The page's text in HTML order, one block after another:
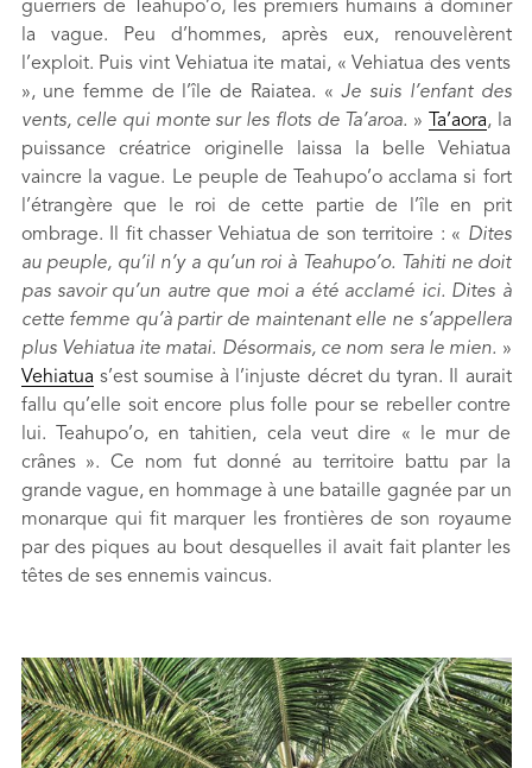
guerriers de Teahupo’o, les premiers humains à dominer
la vague. Peu d’hommes, après eux, renouvelèrent
l’exploit. Puis vint Vehiatua ite matai, « Vehiatua des vents
», une femme de l’île de Raiatea. «Je suis l’enfant des
vents, celle qui monte sur les flots de Ta’aroa. » Ta’aora, la
puissance créatrice originelle laissa la belle Vehiatua
vaincre la vague. Le peuple de Teahupo’o acclama si fort
l’étrangère que le roi de cette partie de l’île en prit
ombrage. Il fit chasser Vehiatua de son territoire : « Dites
au peuple, qu’il n’y a qu’un roi à Teahupo’o. Tahiti ne doit
pas savoir qu’un autre que moi a été acclamé ici. Dites à
cette femme qu’à partir de maintenant elle ne s’appellera
plus Vehiatua ite matai. Désormais, ce nom sera le mien. »
Vehiatua s’est soumise à l’injuste décret du tyran. Il aurait
fallu qu’elle soit encore plus folle pour se rebeller contre
lui. Teahupo’o, en tahitien, cela veut dire « le mur de
crânes ». Ce nom fut donné au territoire battu par la
grande vague, en hommage à une bataille gagnée par un
monarque qui fit marquer les frontières de son royaume
par des piques au bout desquelles il avait fait planter les
têtes de ses ennemis vaincus.